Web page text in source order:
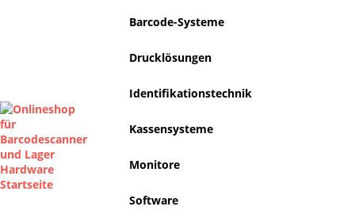
Barcode-Systeme
Drucklösungen
Identifikationstechnik
Kassensysteme
Monitore
Software